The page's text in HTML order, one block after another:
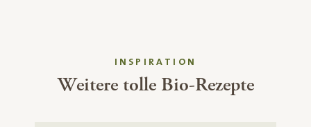
INSPIRATION
Weitere tolle Bio-Rezepte